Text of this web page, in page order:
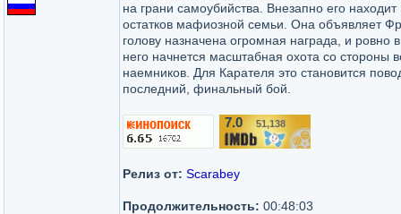
на грани самоубийства. Внезапно его
остатков мафиозной семьи. Она объявляет
голову назначена огромная награда, и ровно
него начнется масштабная охота со стороны
наемников. Для Карателя это становится
последний, финальный бой.
7.0 51,138
Релиз от: Scarabey
Продолжительность: 00:48:03